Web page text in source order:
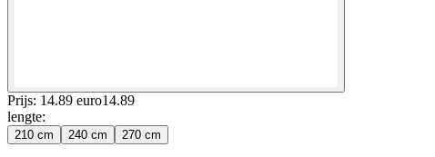
Prijs: 14.89 euro14.89
lengte:
210 cm 240 cm 270 cm